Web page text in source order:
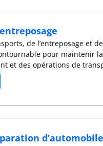
de l’entreposage et
pour maintenir
et des opérations de